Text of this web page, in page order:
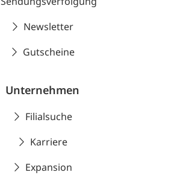
Newsletter
Gutscheine
Unternehmen
Filialsuche
Karriere
Expansion